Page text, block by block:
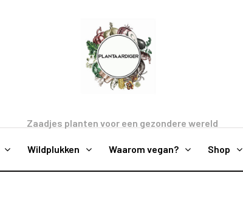
Zaadjes planten voor een gezondere wereld
Wildplukken Waarom vegan? Shop